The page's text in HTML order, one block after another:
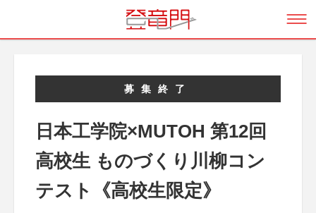
募集終了
日本工学院×MUTOH 第12回
高校生 ものづくり川柳コン
テスト《高校生限定》